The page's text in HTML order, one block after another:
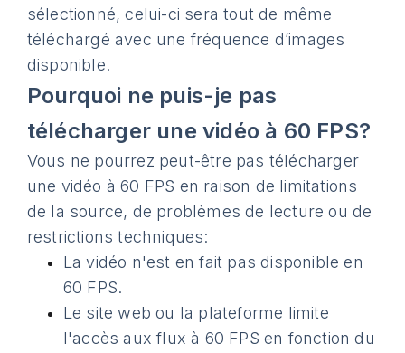
sélectionné, celui-ci sera tout de même
téléchargé avec une fréquence d’images
disponible.
Pourquoi ne puis-je pas
télécharger une vidéo à 60 FPS?
Vous ne pourrez peut-être pas télécharger
une vidéo à 60 FPS en raison de limitations
de la source, de problèmes de lecture ou de
restrictions techniques:
La vidéo n'est en fait pas disponible en
60 FPS.
Le site web ou la plateforme limite
l'accès aux flux à 60 FPS en fonction du